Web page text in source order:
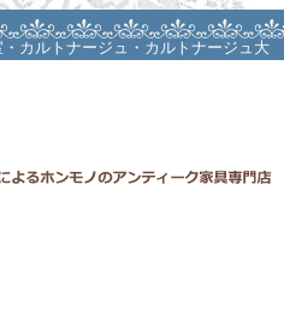
カルトナージュ・カルトナージュ大